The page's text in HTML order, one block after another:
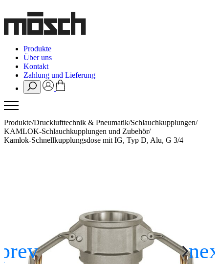
Produkte
Über uns
Kontakt
Zahlung und Lieferung
Produkte/Drucklufttechnik & Pneumatik/Schlauchkupplungen/
KAMLOK-Schlauchkupplungen und Zubehör/
Kamlok-Schnellkupplungsdose mit IG, Typ D, Alu, G 3/4